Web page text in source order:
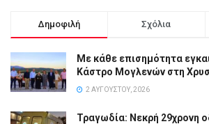
Δημοφιλή Σχόλια
Με κάθε επισημότητα
Κάστρο Μογλενών στη
2 ΑΥΓΟΎΣΤΟΥ, 2026
Τραγωδία: Νεκρή 29χρονη